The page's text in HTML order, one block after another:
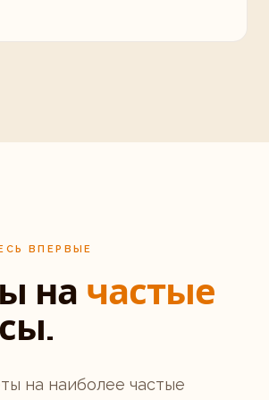
ВПЕРВЫЕ
на частые
на наиболее частые